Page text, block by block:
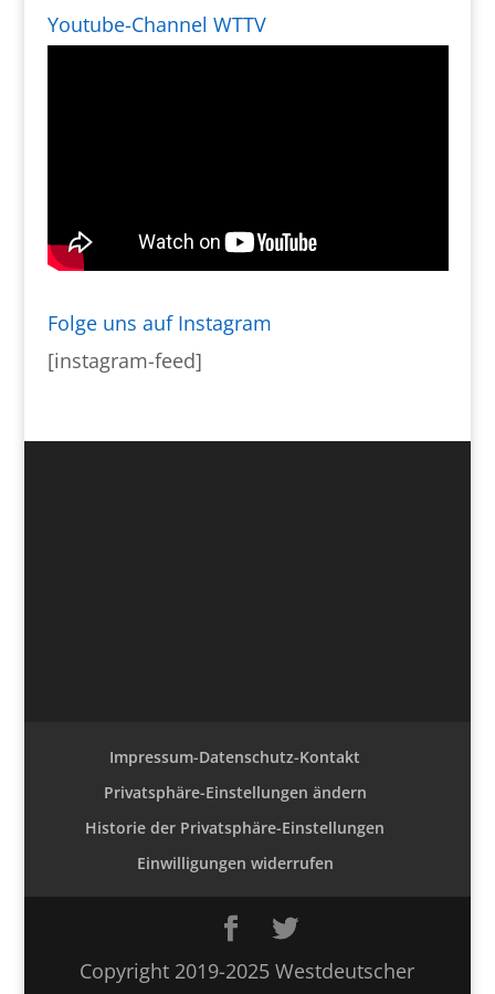
Youtube-Channel WTTV
Folge uns auf Instagram
[instagram-feed]
Impressum-Datenschutz-Kontakt
Privatsphäre-Einstellungen ändern
Historie der Privatsphäre-Einstellungen
Einwilligungen widerrufen
Copyright 2019-2025 Westdeutscher